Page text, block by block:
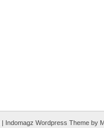
Indomagz Wordpress Theme by
|